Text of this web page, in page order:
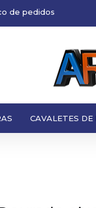
de pedidos
CAVALETES DE